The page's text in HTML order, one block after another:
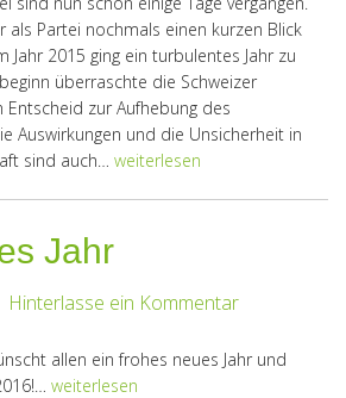
Partei nochmals einen kurzen Blick
Jahr 2015 ging ein turbulentes Jahr zu
überraschte die Schweizer
zur Aufhebung des
Auswirkungen und die Unsicherheit in
sind auch… weiterlesen
Jahr
Hinterlasse ein Kommentar
allen ein frohes neues Jahr und
weiterlesen